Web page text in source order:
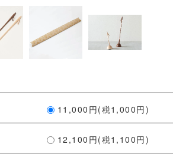
11,000円(税1,000円)
12,100円(税1,100円)